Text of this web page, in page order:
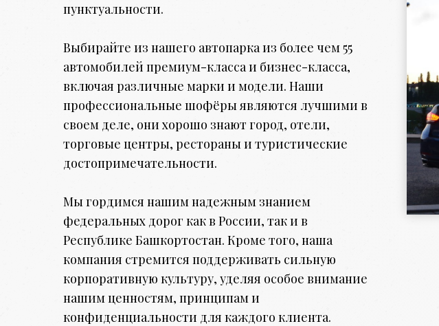
пунктуальности.
Выбирайте из нашего автопарка из более чем 55
автомобилей премиум-класса и бизнес-класса,
включая различные марки и модели. Наши
профессиональные шофёры являются лучшими в
своем деле, они хорошо знают город, отели,
торговые центры, рестораны и туристические
достопримечательности.
Мы гордимся нашим надежным знанием
федеральных дорог как в России, так и в
Республике Башкортостан. Кроме того, наша
компания стремится поддерживать сильную
корпоративную культуру, уделяя особое внимание
нашим ценностям, принципам и
конфиденциальности для каждого клиента.